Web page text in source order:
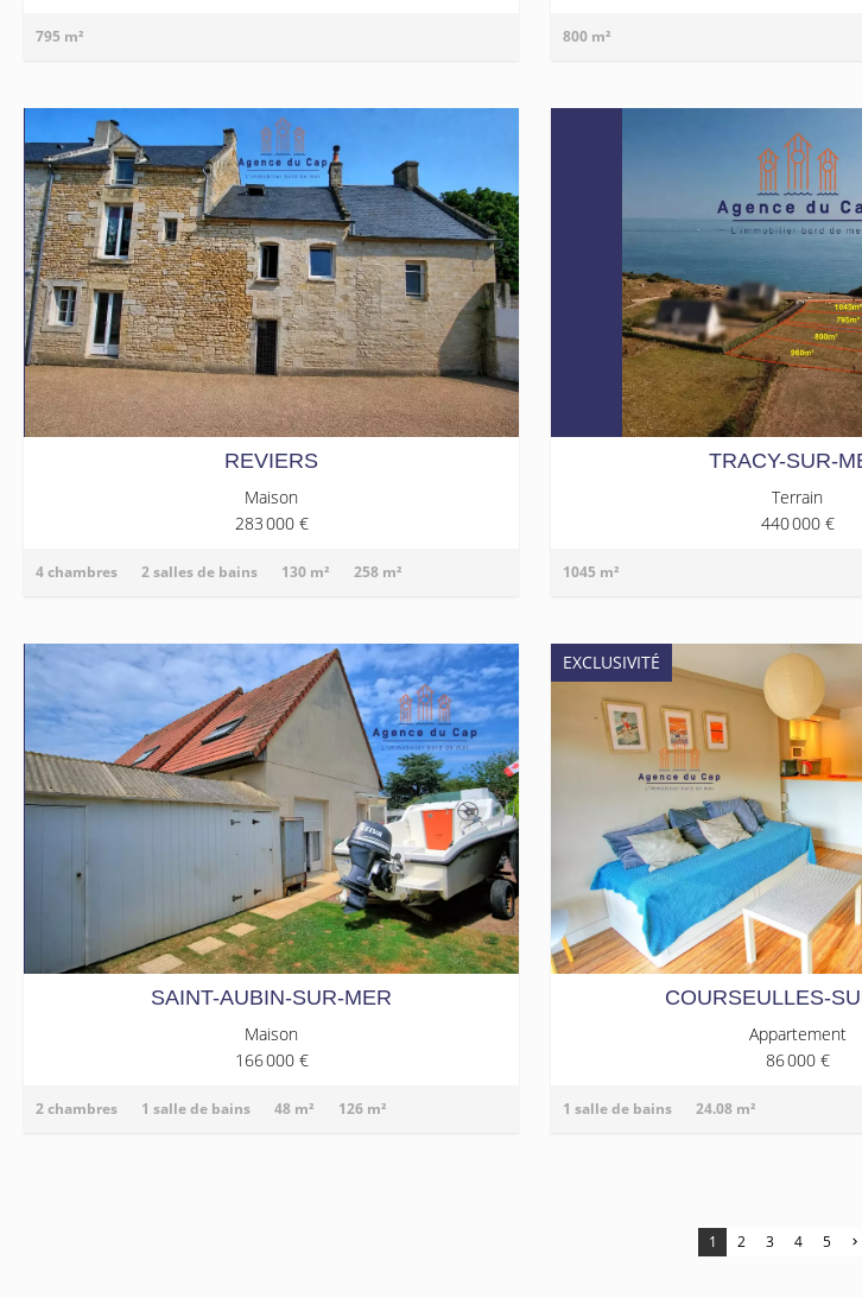
795 m² 800 m²
REVIERS
Maison
283 000 €
4 chambres 2 salles de bains 130 m² 258 m²
TRACY-SUR-
Terrain
440 000 €
1045 m²
SAINT-AUBIN-SUR-MER
Maison
166 000 €
2 chambres 1 salle de bains 48 m² 126 m²
COURSEULLES-
Appartement
86 000 €
1 salle de bains 24.08 m²
EXCLUSIVITÉ
1 2 3 4 5